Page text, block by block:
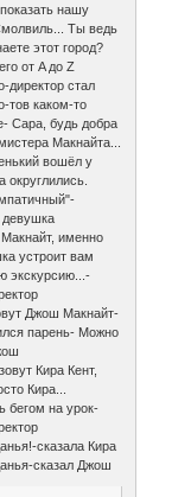
нашу
Ты ведь
этот город?
от A до Z
директор стал
тов каком-то
Сара, будь добра
Макнайта...
вошёл у
округлились.
именно
устроит вам
экскурсию...-
Джош Макнайт-
парень- Можно
Кира Кент,
Кира...
бегом на урок-
сказала Кира
сказал Джош